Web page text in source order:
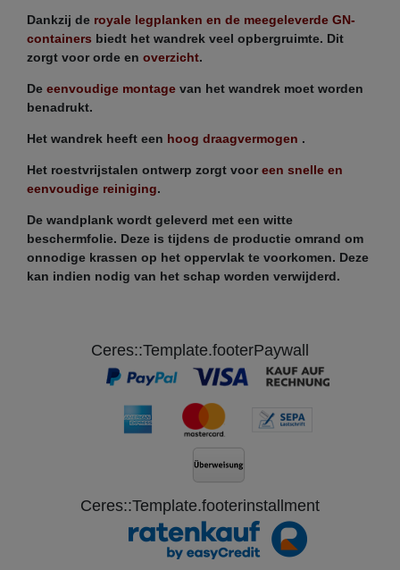
Dankzij de royale legplanken en de meegeleverde GN-
containers biedt het wandrek veel opbergruimte. Dit
zorgt voor orde en overzicht.
De eenvoudige montage van het wandrek moet worden
benadrukt.
Het wandrek heeft een hoog draagvermogen .
Het roestvrijstalen ontwerp zorgt voor een snelle en
eenvoudige reiniging.
De wandplank wordt geleverd met een witte
beschermfolie. Deze is tijdens de productie omrand om
onnodige krassen op het oppervlak te voorkomen. Deze
kan indien nodig van het schap worden verwijderd.
Ceres::Template.footerPaywall
Ceres::Template.footerinstallment